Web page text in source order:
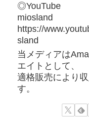
◎YouTube
miosland
https://
sland
当メディアは
エイトとして、
適格販売により
す。